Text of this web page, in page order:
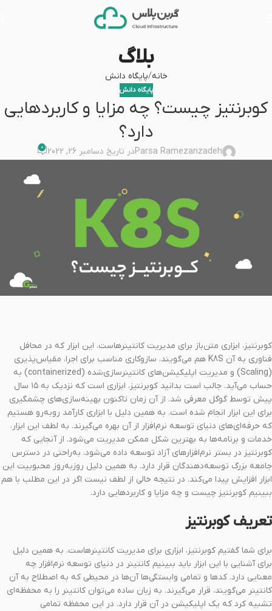
بلاگ
خانه پایگاه دانش
پایگاه دانش
کوبرنتیز چیست؟ چه مزایا و کاربردهایی
دارد؟
Parsa Ramezanzadehدر تاریخ دسامبر 26, 2022 0
کوبرنتیز، ابزاری متن‌باز برای مدیریت کانتینرهاست. این ابزار که در محافل‌
فناوری به آن K8S هم می‌گویند، سازوکاری مناسب برای اجرا، مقیاس‌پذیری
(Scaling) و مدیریت اپلیکیشن‌های کانتینرسازی‌شده (containerized) به
حساب می‌آید. جالب است بدانید کوبرنتیز، ابزاری است که نزدیک به ۱۵ سال
پیش توسط گوگل معرفی شد. از‌ آن زمان تاکنون بهینه‌سازی‌های چشمگیری
برای این ابزار انجام شده است. به همین دلیل با ابزاری کارآمد روبه‌رو هستیم
که حرفه‌ای‌های دنیای توسعه نرم‌افزار از آن بهره می‌گیرند. به لطف این ابزار،
خدمات و برنامه‌ها به بهترین شکل ممکن مدیریت می‌شود. از آنجایی که
کوبرنتیز در بستر نرم‌افزارهای آزاد توسعه داده می‌شود، به‌راحتی در دسترس
جامعه بزرگ توسعه‌دهندگان قرار دارد. به همین دلیل روزبه‌روز محبوبیت این
ابزار افزایش پیدا می‌کند. در نتیجه خالی از لطف نیست اگر در این مطلب با هم
ببینیم کوبرنتیز چیست و چه مزایا و کاربردهایی دارد.
تعریف کوبرنتیز
برای شما گفتیم کوبرنتیز، ابزاری برای مدیریت کانتینرهاست. به همین دلیل
برای آشنایی با این ابزار باید ببینیم کانتینر در دنیای توسعه نرم‌افزار چه
معنایی دارد. کدها و تمامی وابستگی‌ها‌ آن‌ها در محیطی که به اصطلاح به آن
کانتینر می‌گویند، قرار می‌گیرند. به زبان ساده می‌توان کانتینر را به محفظه‌ای
تشبیه کرد که یک اپلیکیشن در آن قرار دارد. در این محفظه تمامی